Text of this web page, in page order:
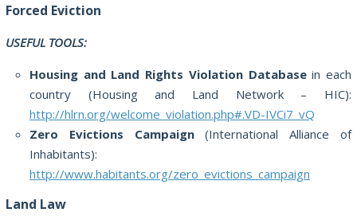
Forced Eviction
USEFUL TOOLS:
Housing and Land Rights Violation Databasein each
country (Housing and Land Network – HIC):
http://hlrn.org/welcome_violation.php#.VD-IVCi7_vQ
Zero Evictions Campaign(International Alliance of
Inhabitants):
http://www.habitants.org/zero_evictions_campaign
Land Law